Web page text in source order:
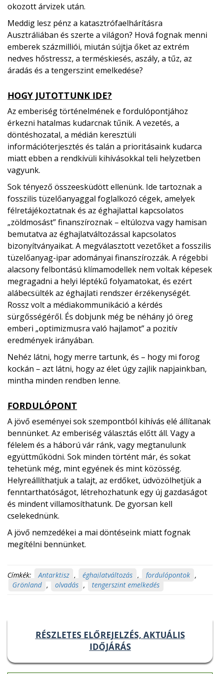
okozott árvizek után.
Meddig lesz pénz a katasztrófaelhárításra
Ausztráliában és szerte a világon? Hová fognak menni
emberek százmilliói, miután sújtja őket az extrém
nedves hőstressz, a terméskiesés, aszály, a tűz, az
áradás és a tengerszint emelkedése?
HOGY JUTOTTUNK IDE?
Az emberiség történelmének e fordulópontjához
érkezni hatalmas kudarcnak tűnik. A vezetés, a
döntéshozatal, a médián keresztüli
információterjesztés és talán a prioritásaink kudarca
miatt ebben a rendkívüli kihívásokkal teli helyzetben
vagyunk.
Sok tényező összeesküdött ellenünk. Ide tartoznak a
fosszilis tüzelőanyaggal foglalkozó cégek, amelyek
félretájékoztatnak és az éghajlattal kapcsolatos
„zöldmosást” finanszíroznak – eltúlozva vagy hamisan
bemutatva az éghajlatváltozással kapcsolatos
bizonyítványaikat. A megválasztott vezetőket a fosszilis
tüzelőanyag-ipar adományai finanszírozzák. A régebbi
alacsony felbontású klímamodellek nem voltak képesek
megragadni a helyi léptékű folyamatokat, és ezért
alábecsülték az éghajlati rendszer érzékenységét.
Rossz volt a médiakommunikáció a kérdés
sürgősségéről. És dobjunk még be néhány jó öreg
emberi „optimizmusra való hajlamot” a pozitív
eredmények irányában.
Nehéz látni, hogy merre tartunk, és – hogy mi forog
kockán – azt látni, hogy az élet úgy zajlik napjainkban,
mintha minden rendben lenne.
FORDULÓPONT
A jövő eseményei sok szempontból kihívás elé állítanak
bennünket. Az emberiség választás előtt áll. Vagy a
félelem és a háború vár ránk, vagy megtanulunk
együttműködni. Sok minden történt már, és sokat
tehetünk még, mint egyének és mint közösség.
Helyreállíthatjuk a talajt, az erdőket, üdvözölhetjük a
fenntarthatóságot, létrehozhatunk egy új gazdaságot
és mindent villamosíthatunk. De gyorsan kell
cselekednünk.
A jövő nemzedékei a mai döntéseink miatt fognak
megítélni bennünket.
Címkék: Antarktisz , éghajlatváltozás , fordulópontok ,
Grönland , olvadás , tengerszint emelkedés
RÉSZLETES ELŐREJELZÉS, AKTUÁLIS
IDŐJÁRÁS